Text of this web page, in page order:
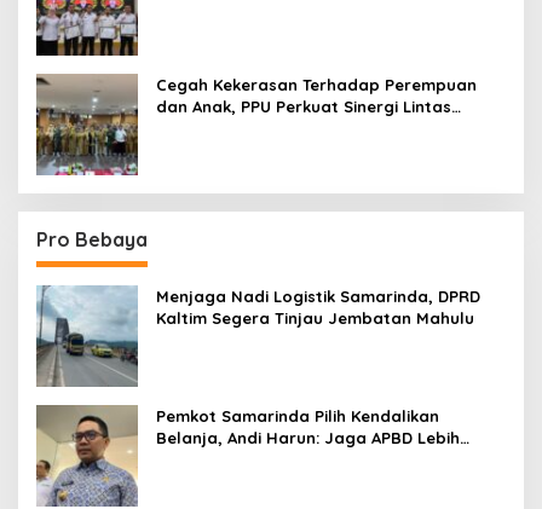
Cegah Kekerasan Terhadap Perempuan
dan Anak, PPU Perkuat Sinergi Lintas
Pro Bebaya
Menjaga Nadi Logistik Samarinda, DPRD
Kaltim Segera Tinjau Jembatan Mahulu
Pemkot Samarinda Pilih Kendalikan
Belanja, Andi Harun: Jaga APBD Lebih